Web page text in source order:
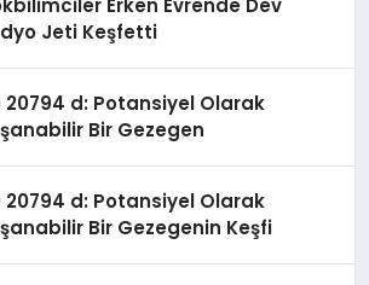
Erken Evrende Dev
Jeti Keşfetti
20794 d: Potansiyel Olarak
Bir Gezegen
20794 d: Potansiyel Olarak
Bir Gezegenin Keşfi